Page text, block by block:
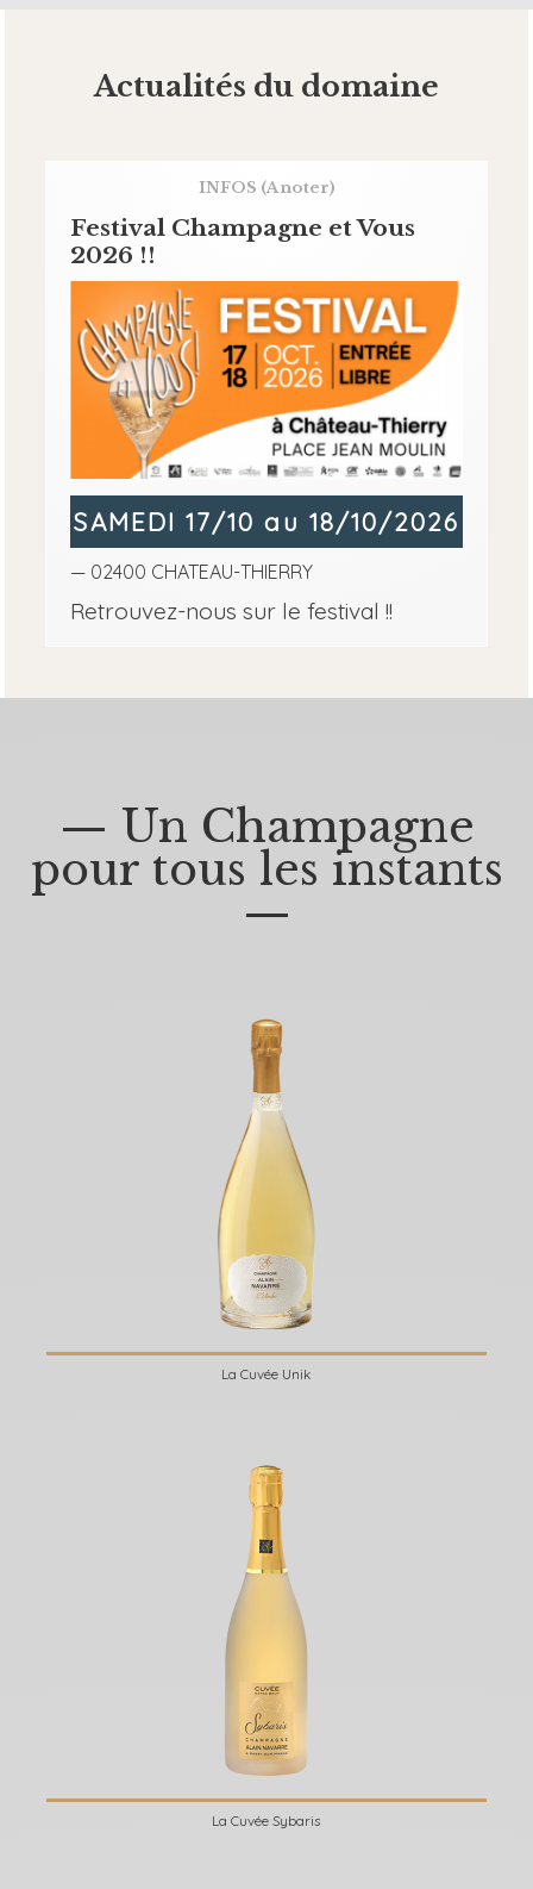
Actualités du domaine
INFOS (A noter)
Festival Champagne et Vous
2026 !!
SAMEDI 17/10 au 18/10/2026
— 02400 CHATEAU-THIERRY
Retrouvez-nous sur le festival !!
— Un Champagne
pour tous les instants
—
La Cuvée Unik
La Cuvée Sybaris